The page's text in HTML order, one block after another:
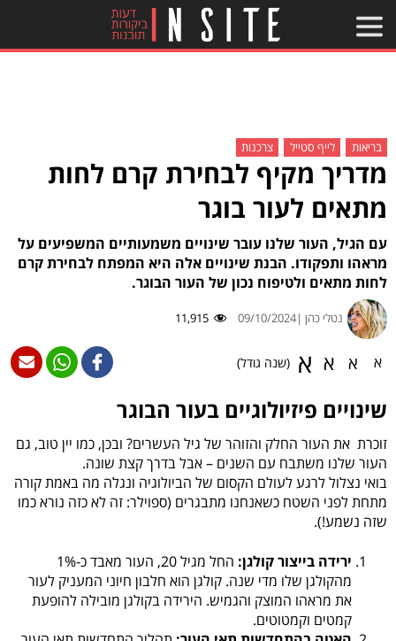
בריאות לייף סטייל צרכנות
מדריך מקיף לבחירת קרם לחות
מתאים לעור בוגר
עם הגיל, העור שלנו עובר שינויים משמעותיים המשפיעים על
מראהו ותפקודו. הבנת שינויים אלה היא המפתח לבחירת קרם
לחות מתאים ולטיפוח נכון של העור הבוגר.
נטלי כהן |09/10/2024
11,915
א א א א (שנה גודל)
שינויים פיזיולוגיים בעור הבוגר
זוכרת את העור החלק והזוהר של גיל העשרים? ובכן, כמו יין טוב, גם
העור שלנו משתבח עם השנים – אבל בדרך קצת שונה.
בואי נצלול לרגע לעולם הקסום של הביולוגיה ונגלה מה באמת קורה
מתחת לפני השטח כשאנחנו מתבגרים (ספוילר: זה לא כזה נורא כמו
שזה נשמע!).
ירידה בייצור קולגן:
החל מגיל 20, העור מאבד כ-1%
מהקולגן שלו מדי שנה. קולגן הוא חלבון חיוני המעניק לעור
את מראהו המוצק והגמיש. הירידה בקולגן מובילה להופעת
קמטים וקמטוטים.